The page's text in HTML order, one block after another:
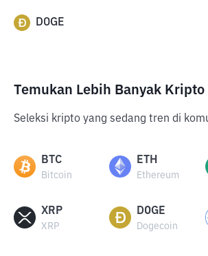
DOGE
Temukan Lebih Banyak Kripto
Seleksi kripto yang sedang tren di
BTC
Bitcoin
ETH
Ethereum
XRP
XRP
DOGE
Dogecoin